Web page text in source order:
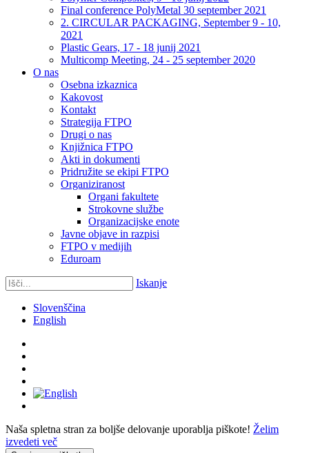
Final conference PolyMetal 30 september 2021
2. CIRCULAR PACKAGING, September 9 - 10,
2021
Plastic Gears, 17 - 18 junij 2021
Multicomp Meeting, 24 - 25 september 2020
O nas
Osebna izkaznica
Kakovost
Kontakt
Strategija FTPO
Drugi o nas
Knjižnica FTPO
Akti in dokumenti
Pridružite se ekipi FTPO
Organiziranost
Organi fakultete
Strokovne službe
Organizacijske enote
Javne objave in razpisi
FTPO v medijih
Eduroam
Iskanje
Slovenščina
English
Naša spletna stran za boljše delovanje uporablja piškote! Želim
izvedeti več